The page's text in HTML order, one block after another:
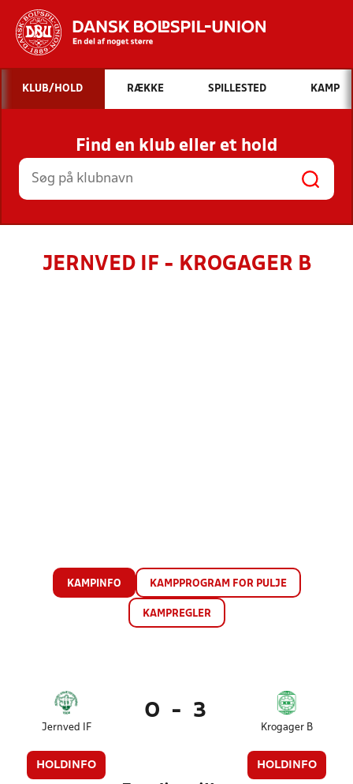
Hvad vil du søge efter?
INDHOLD OG NYHEDER
STILLINGER, RESULTATER, KLUBBER OG
HOLD
KLUB/HOLD RÆKKE SPILLESTED KAMP
Find en klub eller et hold
JERNVED IF - KROGAGER B
KAMPINFO KAMPPROGRAM FOR PULJE
KAMPREGLER
Jernved IF
HOLDINFO
0 - 3
Krogager B
HOLDINFO